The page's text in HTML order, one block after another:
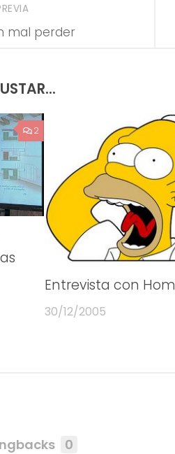
mal perder
2
Entrevista con
30/12/2005
0